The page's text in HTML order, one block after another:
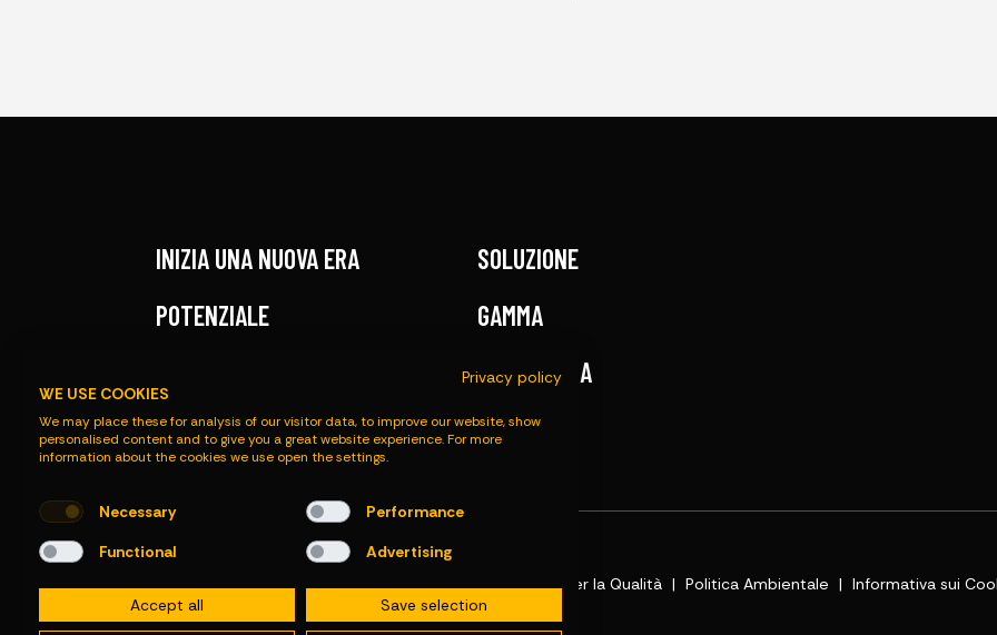
INIZIA UNA NUOVA ERA
SOLUZIONE
POTENZIALE
GAMMA
ASSISTENZA
CONTATTI
Politica per la Qualità Politica Ambientale Informativa sui
Privacy policy
WE USE COOKIES
We may place these for analysis of our visitor data, to improve our website, show
personalised content and to give you a great website experience. For more
information about the cookies we use open the settings.
Necessary
Performance
Functional
Advertising
Accept all Save selection